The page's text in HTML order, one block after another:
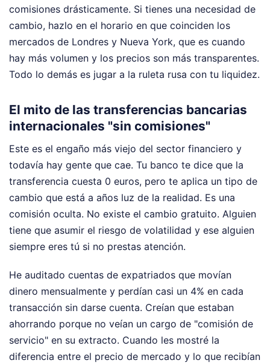
comisiones drásticamente. Si tienes una necesidad de
cambio, hazlo en el horario en que coinciden los
mercados de Londres y Nueva York, que es cuando
hay más volumen y los precios son más transparentes.
Todo lo demás es jugar a la ruleta rusa con tu liquidez.
El mito de las transferencias bancarias
internacionales "sin comisiones"
Este es el engaño más viejo del sector financiero y
todavía hay gente que cae. Tu banco te dice que la
transferencia cuesta 0 euros, pero te aplica un tipo de
cambio que está a años luz de la realidad. Es una
comisión oculta. No existe el cambio gratuito. Alguien
tiene que asumir el riesgo de volatilidad y ese alguien
siempre eres tú si no prestas atención.
He auditado cuentas de expatriados que movían
dinero mensualmente y perdían casi un 4% en cada
transacción sin darse cuenta. Creían que estaban
ahorrando porque no veían un cargo de "comisión de
servicio" en su extracto. Cuando les mostré la
diferencia entre el precio de mercado y lo que recibían